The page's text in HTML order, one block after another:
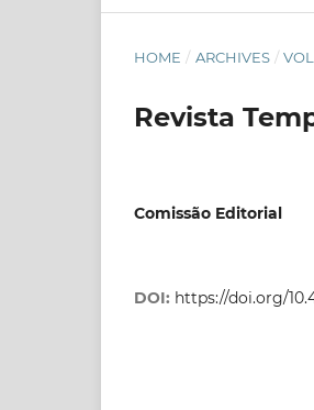
HOME / ARCHIVES /
Revista
Comissão Editorial
DOI: https://doi.org/